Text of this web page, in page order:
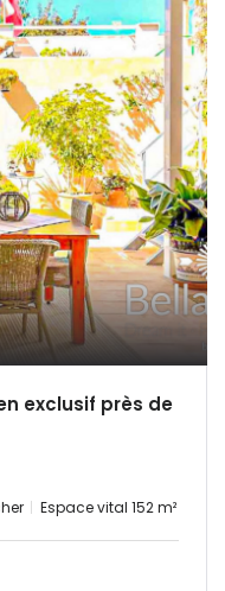
exclusif près de
Espace vital 152 m²